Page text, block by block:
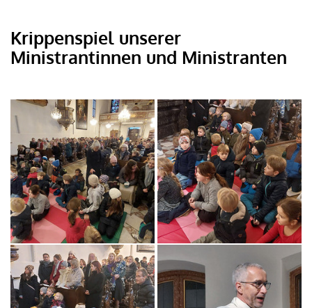
Krippenspiel unserer
Ministrantinnen und Ministranten